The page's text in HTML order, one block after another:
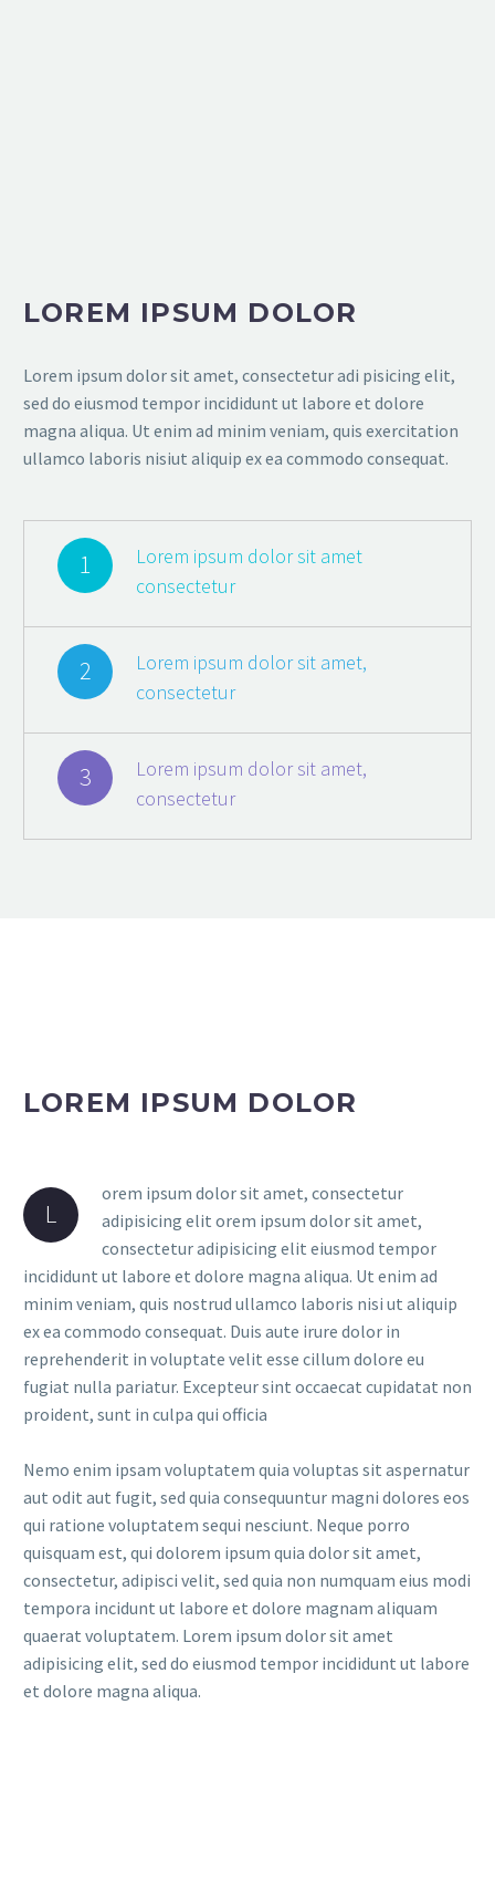
LOREM IPSUM DOLOR
Lorem ipsum dolor sit amet, consectetur adi pisicing elit,
sed do eiusmod tempor incididunt ut labore et dolore
magna aliqua. Ut enim ad minim veniam, quis exercitation
ullamco laboris nisiut aliquip ex ea commodo consequat.
1
Lorem ipsum dolor sit amet
consectetur
2
Lorem ipsum dolor sit amet,
consectetur
3
Lorem ipsum dolor sit amet,
consectetur
LOREM IPSUM DOLOR
L
orem ipsum dolor sit amet, consectetur
adipisicing elit orem ipsum dolor sit amet,
consectetur adipisicing elit eiusmod tempor
incididunt ut labore et dolore magna aliqua. Ut enim ad
minim veniam, quis nostrud ullamco laboris nisi ut aliquip
ex ea commodo consequat. Duis aute irure dolor in
reprehenderit in voluptate velit esse cillum dolore eu
fugiat nulla pariatur. Excepteur sint occaecat cupidatat non
proident, sunt in culpa qui officia
Nemo enim ipsam voluptatem quia voluptas sit aspernatur
aut odit aut fugit, sed quia consequuntur magni dolores eos
qui ratione voluptatem sequi nesciunt. Neque porro
quisquam est, qui dolorem ipsum quia dolor sit amet,
consectetur, adipisci velit, sed quia non numquam eius modi
tempora incidunt ut labore et dolore magnam aliquam
quaerat voluptatem. Lorem ipsum dolor sit amet
adipisicing elit, sed do eiusmod tempor incididunt ut labore
et dolore magna aliqua.